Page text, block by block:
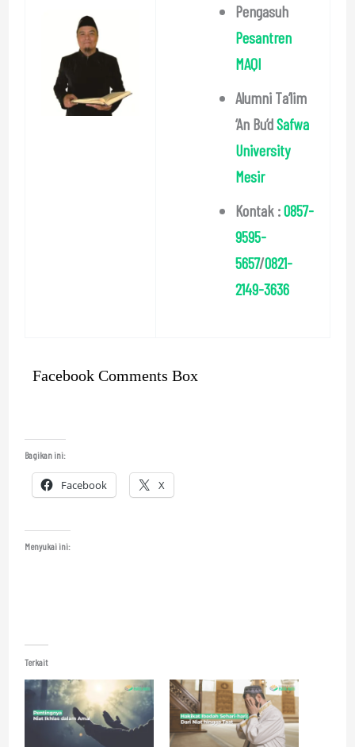
Pengasuh
Pesantren
MAQI
Alumni Ta’lim
‘An Bu’dSafwa
University
Mesir
Kontak :0857-
9595-
5657/0821-
2149-3636
Facebook Comments Box
Bagikan ini:
Facebook X
Menyukai ini:
Terkait